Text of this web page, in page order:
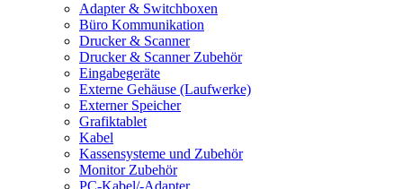
Adapter & Switchboxen
Büro Kommunikation
Drucker & Scanner
Drucker & Scanner Zubehör
Eingabegeräte
Externe Gehäuse (Laufwerke)
Externer Speicher
Grafiktablet
Kabel
Kassensysteme und Zubehör
Monitor Zubehör
PC-Kabel/-Adapter